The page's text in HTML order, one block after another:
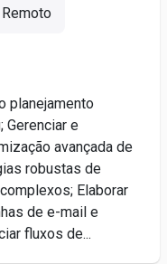
Remoto
planejamento
Gerenciar e
avançada de
robustas de
Elaborar
de e-mail e
fluxos de...